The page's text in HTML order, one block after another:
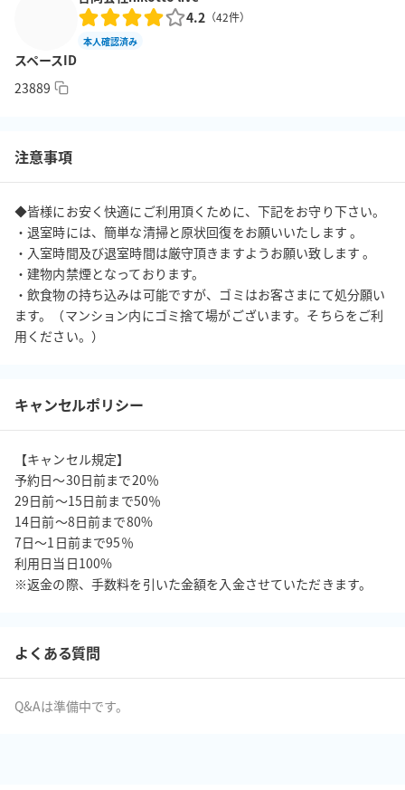
・充電ケーブル
・USBスピーカーマイク　1台
・webカメラ　1個
・電子レンジ　１台
・トイレ（室内）
ヘゲモニア戦記
ラブレター
バトルライン
ウボンゴ
カタン
モダンアート
アグリコラ
タイムボム
おばけキャッチ
テレストレーション
ディグジット
ドミニオン
犯人は踊る
【その他】
★当スペースは防犯及び入退室管理を目的として防犯カメラを設
置しております。予めご了承ください。
4.2 （42件）
本人確認済み
スペースID
23889
注意事項
◆皆様にお安く快適にご利用頂くために、下記をお守り下さい。
・退室時には、簡単な清掃と原状回復をお願いいたします 。
・入室時間及び退室時間は厳守頂きますようお願い致します 。
・建物内禁煙となっております。
・飲食物の持ち込みは可能ですが、ゴミはお客さまにて処分願い
ます。（マンション内にゴミ捨て場がございます。そちらをご利
用ください。）
キャンセルポリシー
【キャンセル規定】
予約日〜30日前まで20％
29日前〜15日前まで50％
14日前〜8日前まで80%
7日〜1日前まで95％
利用日当日100%
※返金の際、手数料を引いた金額を入金させていただきます。
よくある質問
Q&Aは準備中です。